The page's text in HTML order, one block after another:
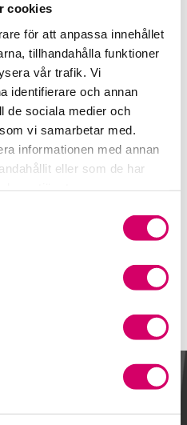
cookies
för att anpassa innehållet
tillhandahålla funktioner
vår trafik. Vi
identifierare och annan
de sociala medier och
vi samarbetar med.
informationen med annan
eller som de har